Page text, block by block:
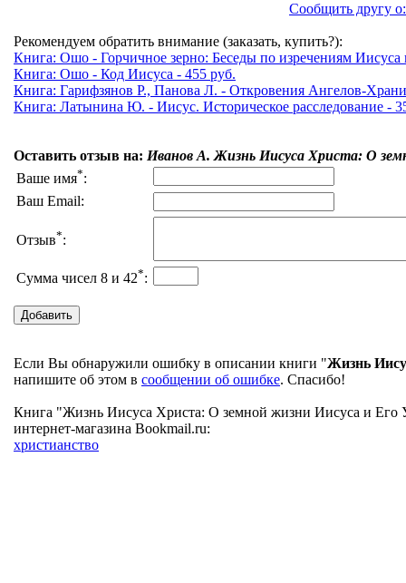
Сообщить другу
Рекомендуем обратить внимание (заказать, купить?):
Книга: Ошо - Горчичное зерно: Беседы по изречениям
Книга: Ошо - Код Иисуса - 455 руб.
Книга: Гарифзянов Р., Панова Л. - Откровения Ангелов-
Книга: Латынина Ю. - Иисус. Историческое расследование -
Оставить отзыв на: Иванов А. Жизнь Иисуса Христа: О
Ваше имя*:
Ваш Email:
Отзыв*:
Сумма чисел 8 и 42*:
Если Вы обнаружили ошибку в описании книги "Жизнь
напишите об этом в сообщении об ошибке. Спасибо!
Книга "Жизнь Иисуса Христа: О земной жизни Иисуса и Его
интернет-магазина Bookmail.ru:
христианство